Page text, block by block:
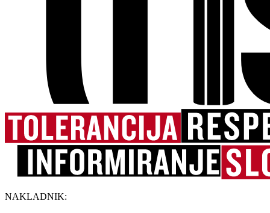
NAKLADNIK: